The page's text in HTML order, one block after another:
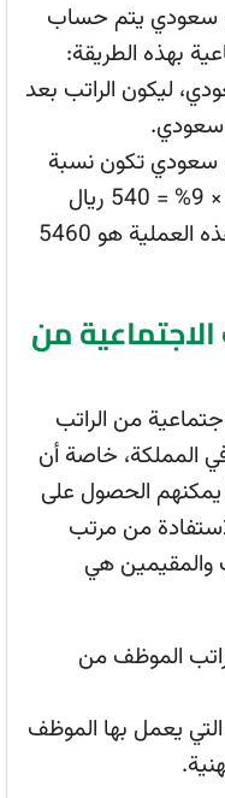
هو 4000 ريال سعودي يتم حساب
بهذه الطريقة:
ريال سعودي، ليكون الراتب بعد
هو 6000 ريال سعودي تكون نسبة
الخصم بهذه الطريقة: 6000 × 9% = 540 ريال
سعودي، ليكون الراتب بعد هذه العملية هو 5460
من
من الراتب
المملكة، خاصة أن
الحصول على
من مرتب
والمقيمين هي
من راتب الموظف من
التي يعمل بها الموظف